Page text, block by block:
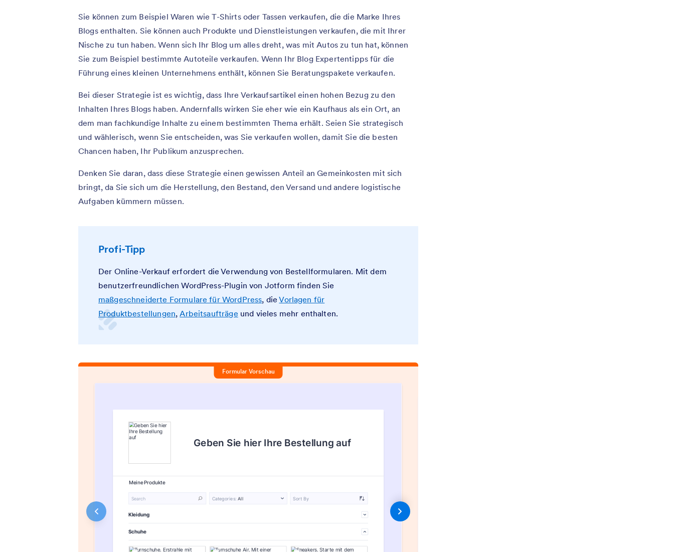
Sie können zum Beispiel Waren wie T-Shirts oder Tassen verkaufen, die die Marke Ihres
Blogs enthalten. Sie können auch Produkte und Dienstleistungen verkaufen, die mit Ihrer
Nische zu tun haben. Wenn sich Ihr Blog um alles dreht, was mit Autos zu tun hat, können
Sie zum Beispiel bestimmte Autoteile verkaufen. Wenn Ihr Blog Expertentipps für die
Führung eines kleinen Unternehmens enthält, können Sie Beratungspakete verkaufen.
Bei dieser Strategie ist es wichtig, dass Ihre Verkaufsartikel einen hohen Bezug zu den
Inhalten Ihres Blogs haben. Andernfalls wirken Sie eher wie ein Kaufhaus als ein Ort, an
dem man fachkundige Inhalte zu einem bestimmten Thema erhält. Seien Sie strategisch
und wählerisch, wenn Sie entscheiden, was Sie verkaufen wollen, damit Sie die besten
Chancen haben, Ihr Publikum anzusprechen.
Denken Sie daran, dass diese Strategie einen gewissen Anteil an Gemeinkosten mit sich
bringt, da Sie sich um die Herstellung, den Bestand, den Versand und andere logistische
Aufgaben kümmern müssen.
Profi-Tipp
Der Online-Verkauf erfordert die Verwendung von Bestellformularen. Mit dem
benutzerfreundlichen WordPress-Plugin von Jotform finden Sie
maßgeschneiderte Formulare für WordPress, dieVorlagen für
Produktbestellungen,Arbeitsaufträge und vieles mehr enthalten.